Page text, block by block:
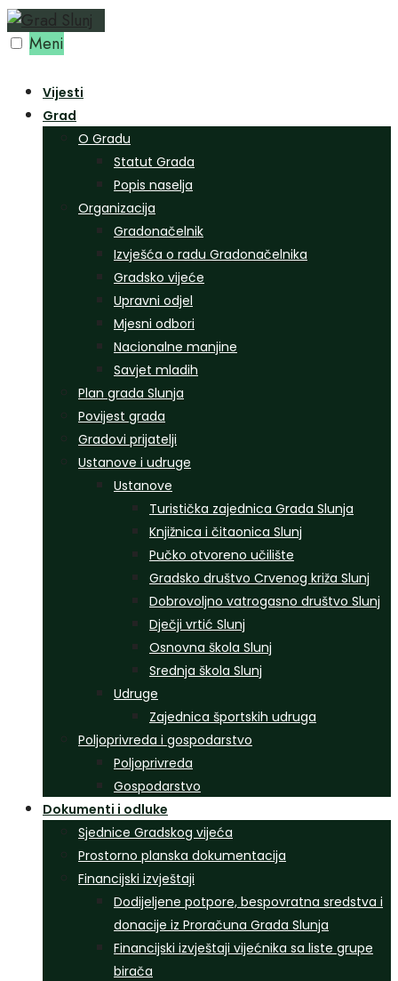
Preskoči
na Meni
Vijesti
Grad
O Gradu
Statut Grada
Popis naselja
Organizacija
Gradonačelnik
Izvješća o radu Gradonačelnika
Gradsko vijeće
Upravni odjel
Mjesni odbori
Nacionalne manjine
Savjet mladih
Plan grada Slunja
Povijest grada
Gradovi prijatelji
Ustanove i udruge
Ustanove
Turistička zajednica Grada Slunja
Knjižnica i čitaonica Slunj
Pučko otvoreno učilište
Gradsko društvo Crvenog križa Slunj
Dobrovoljno vatrogasno društvo Slunj
Dječji vrtić Slunj
Osnovna škola Slunj
Srednja škola Slunj
Udruge
Zajednica športskih udruga
Poljoprivreda i gospodarstvo
Poljoprivreda
Gospodarstvo
Dokumenti i odluke
Sjednice Gradskog vijeća
Prostorno planska dokumentacija
Financijski izvještaji
Dodijeljene potpore, bespovratna sredstva i
donacije iz Proračuna Grada Slunja
Financijski izvještaji vijećnika sa liste grupe
birača